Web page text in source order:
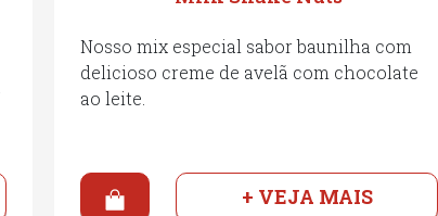
Nosso mix especial sabor baunilha com
delicioso creme de avelã com chocolate
ao leite.
+ VEJA MAIS